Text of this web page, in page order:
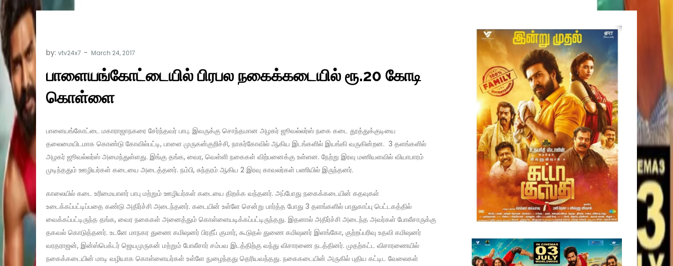
by: vtv24x7
பாளையங்கோட்டையில் பிரபல நகைக்கடையில் ரூ.20 கோடி
கொள்ளை
பாளையங்கோட்டை மகாராஜாநகரை சேர்ந்தவர் பாபு. இவருக்கு சொந்தமான அழகர் ஜூவல்லர்ஸ் நகை கடை தூத்துக்குடியை
தலைமையிடமாக கொண்டு கோவில்பட்டி, பாளை முருகன்குறிச்சி, நாகர்கோவில் ஆகிய இடங்களில் இயங்கி வருகின்றன. 3 தளங்களில்
அழகர் ஜூவல்லர்ஸ் அமைந்துள்ளது. இங்கு தங்க, வைர, வெள்ளி நகைகள் விற்பனைக்கு உள்ளன. நேற்று இரவு மணியளவில் வியாபாரம்
முடிந்ததும் ஊழியர்கள் கடையை அடைத்தனர். நம்பி, சுந்தரம் ஆகிய 2 இரவு காவலர்கள் பணியில் இருந்தனர்.
காலையில் கடை உரிமையாளர் பாபு மற்றும் ஊழியர்கள் கடையை திறக்க வந்தனர். அப்போது நகைக்கடையின் கதவுகள்
உடைக்கப்பட்டிப்பதை கண்டு அதிர்ச்சி அடைந்தனர். கடையின் உள்ளே சென்று பார்த்த போது 3 தளங்களில் பாதுகாப்பு பெட்டகத்தில்
வைக்கப்பட்டிருந்த தங்க, வைர நகைகள் அனைத்தும் கொள்ளையடிக்கப்பட்டிருந்தது. இதனால் அதிர்ச்சி அடைந்த அவர்கள் போலீசாருக்கு
தகவல் கொடுத்தனர். உடனே மாநகர துணை கமிஷனர் பிரதீப் குமார், கூடுதல் துணை கமிஷனர் இளங்கோ, குற்றப்பரிவு உதவி கமிஷனர்
வரதராஜன், இன்ஸ்பெக்டர் ஜெயமுருகன் மற்றும் போலீசார் சம்பவ இடத்திற்கு வந்து விசாரணை நடத்தினர். முதற்கட்ட விசாரணையில்
நகைக்கடையின் மாடி வழியாக கொள்ளையர்கள் உள்ளே நுழைந்தது தெரியவந்தது. நகைகடையின் அருகில் புதிய கட்டிட வேலைகள்